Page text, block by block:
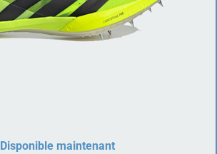
Disponible maintenant